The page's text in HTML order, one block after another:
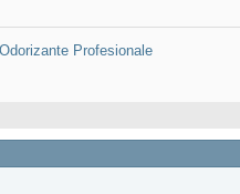
Odorizante Profesionale